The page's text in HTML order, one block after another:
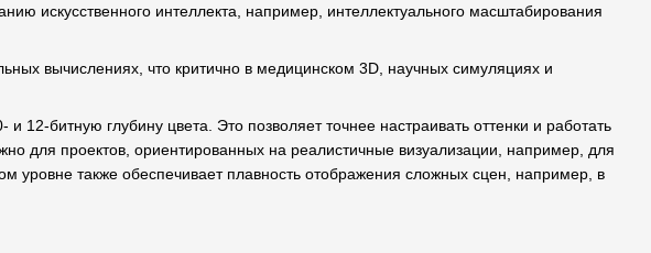
искусственного интеллекта, например, интеллектуального масштабирования
вычислениях, что критично в медицинском 3D, научных симуляциях и
битную глубину цвета. Это позволяет точнее настраивать оттенки и работать
для проектов, ориентированных на реалистичные визуализации, например, для
также обеспечивает плавность отображения сложных сцен, например, в